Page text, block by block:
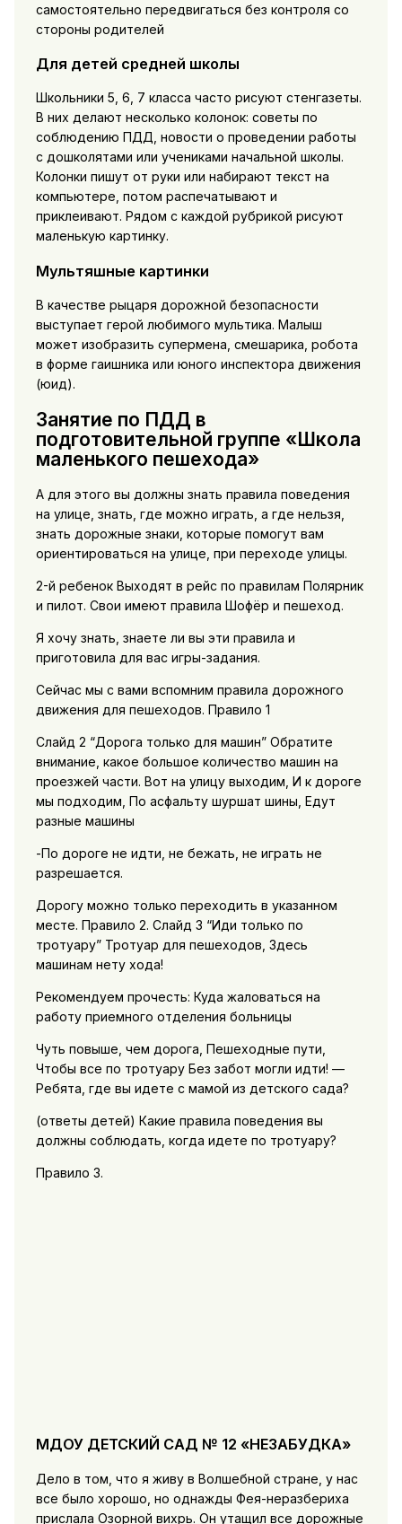
самостоятельно передвигаться без контроля со
стороны родителей
Для детей средней школы
Школьники 5, 6, 7 класса часто рисуют стенгазеты.
В них делают несколько колонок: советы по
соблюдению ПДД, новости о проведении работы
с дошколятами или учениками начальной школы.
Колонки пишут от руки или набирают текст на
компьютере, потом распечатывают и
приклеивают. Рядом с каждой рубрикой рисуют
маленькую картинку.
Мультяшные картинки
В качестве рыцаря дорожной безопасности
выступает герой любимого мультика. Малыш
может изобразить супермена, смешарика, робота
в форме гаишника или юного инспектора движения
(юид).
Занятие по ПДД в
подготовительной группе «Школа
маленького пешехода»
А для этого вы должны знать правила поведения
на улице, знать, где можно играть, а где нельзя,
знать дорожные знаки, которые помогут вам
ориентироваться на улице, при переходе улицы.
2-й ребенок Выходят в рейс по правилам Полярник
и пилот. Свои имеют правила Шофёр и пешеход.
Я хочу знать, знаете ли вы эти правила и
приготовила для вас игры-задания.
Сейчас мы с вами вспомним правила дорожного
движения для пешеходов. Правило 1
Слайд 2 “Дорога только для машин” Обратите
внимание, какое большое количество машин на
проезжей части. Вот на улицу выходим, И к дороге
мы подходим, По асфальту шуршат шины, Едут
разные машины
-По дороге не идти, не бежать, не играть не
разрешается.
Дорогу можно только переходить в указанном
месте. Правило 2. Слайд 3 “Иди только по
тротуару” Тротуар для пешеходов, Здесь
машинам нету хода!
Рекомендуем прочесть: Куда жаловаться на
работу приемного отделения больницы
Чуть повыше, чем дорога, Пешеходные пути,
Чтобы все по тротуару Без забот могли идти! —
Ребята, где вы идете с мамой из детского сада?
(ответы детей) Какие правила поведения вы
должны соблюдать, когда идете по тротуару?
Правило 3.
МДОУ ДЕТСКИЙ САД № 12 «НЕЗАБУДКА»
Дело в том, что я живу в Волшебной стране, у нас
все было хорошо, но однажды Фея-неразбериха
прислала Озорной вихрь. Он утащил все дорожные